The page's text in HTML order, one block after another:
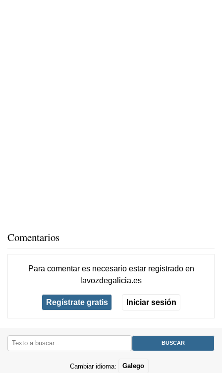
Comentarios
Para comentar es necesario estar registradoen
lavozdegalicia.es
Regístrate gratis Iniciar sesión
Cambiar idioma: Galego